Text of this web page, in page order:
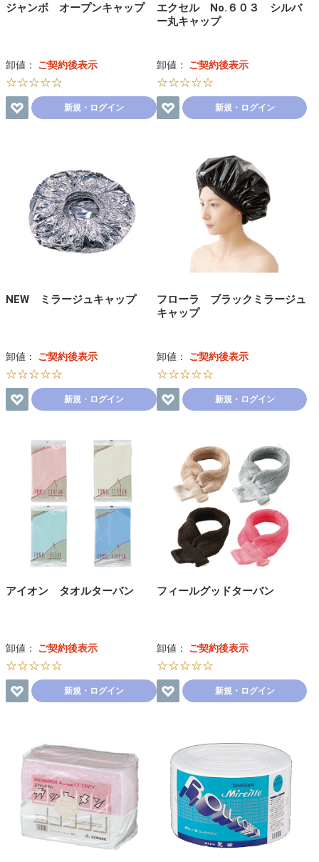
ジャンボ オープンキャップ
卸値： ご契約後表示
☆☆☆☆☆
新規・ログイン
エクセル No.６０３ シルバ
ー丸キャップ
卸値： ご契約後表示
☆☆☆☆☆
新規・ログイン
NEW ミラージュキャップ
卸値： ご契約後表示
☆☆☆☆☆
新規・ログイン
フローラ ブラックミラージュ
キャップ
卸値： ご契約後表示
☆☆☆☆☆
新規・ログイン
アイオン タオルターバン
卸値： ご契約後表示
☆☆☆☆☆
新規・ログイン
フィールグッドターバン
卸値： ご契約後表示
☆☆☆☆☆
新規・ログイン